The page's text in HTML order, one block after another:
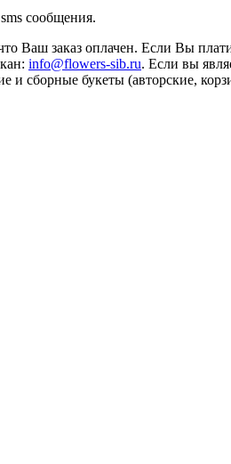
сообщения.
Ваш заказ оплачен. Если Вы
info@flowers-sib.ru. Если вы
сборные букеты (авторские,